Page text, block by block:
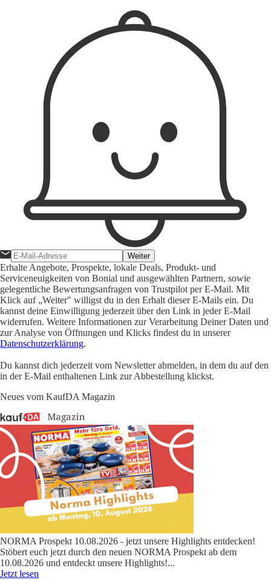
Weiter
Erhalte Angebote, Prospekte, lokale Deals, Produkt- und
Serviceneuigkeiten von Bonial und ausgewählten Partnern, sowie
gelegentliche Bewertungsanfragen von Trustpilot per E-Mail. Mit
Klick auf „Weiter" willigst du in den Erhalt dieser E-Mails ein. Du
kannst deine Einwilligung jederzeit über den Link in jeder E-Mail
widerrufen. Weitere Informationen zur Verarbeitung Deiner Daten und
zur Analyse von Öffnungen und Klicks findest du in unserer
Datenschutzerklärung.
Du kannst dich jederzeit vom Newsletter abmelden, in dem du auf den
in der E-Mail enthaltenen Link zur Abbestellung klickst.
Neues vom KaufDA Magazin
NORMA Prospekt 10.08.2026 - jetzt unsere Highlights entdecken!
Stöbert euch jetzt durch den neuen NORMA Prospekt ab dem
10.08.2026 und entdeckt unsere Highlights!...
Jetzt lesen